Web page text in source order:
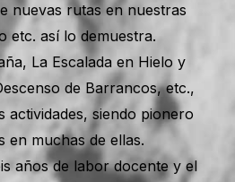
nuevas rutas en nuestras
etc. así lo demuestra.
La Escalada en Hielo y
de Barrancos, etc.,
actividades, siendo pionero
en muchas de ellas.
años de labor docente y el